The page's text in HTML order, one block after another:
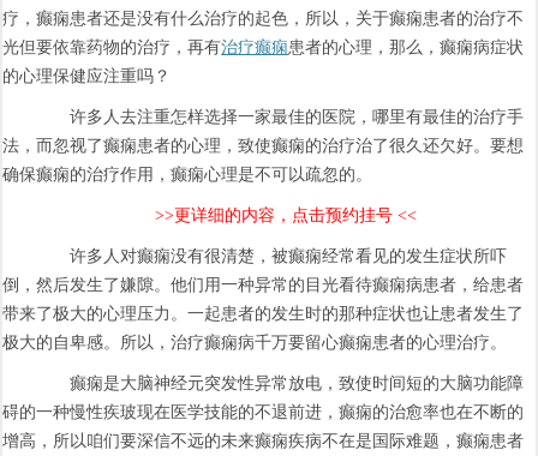
疗，癫痫患者还是没有什么治疗的起色，所以，关于癫痫患者的治疗不
光但要依靠药物的治疗，再有治疗癫痫患者的心理，那么，癫痫病症状
的心理保健应注重吗？
许多人去注重怎样选择一家最佳的医院，哪里有最佳的治疗手
法，而忽视了癫痫患者的心理，致使癫痫的治疗治了很久还欠好。要想
确保癫痫的治疗作用，癫痫心理是不可以疏忽的。
>>更详细的内容，点击预约挂号 <<
许多人对癫痫没有很清楚，被癫痫经常看见的发生症状所吓
倒，然后发生了嫌隙。他们用一种异常的目光看待癫痫病患者，给患者
带来了极大的心理压力。一起患者的发生时的那种症状也让患者发生了
极大的自卑感。所以，治疗癫痫病千万要留心癫痫患者的心理治疗。
癫痫是大脑神经元突发性异常放电，致使时间短的大脑功能障
碍的一种慢性疾玻现在医学技能的不退前进，癫痫的治愈率也在不断的
增高，所以咱们要深信不远的未来癫痫疾病不在是国际难题，癫痫患者